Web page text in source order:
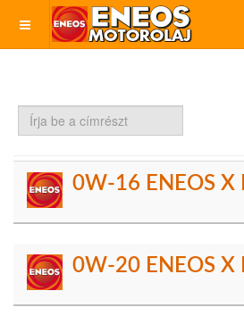
Írja
a
0W-16 ENEOS X
0W-20 ENEOS X